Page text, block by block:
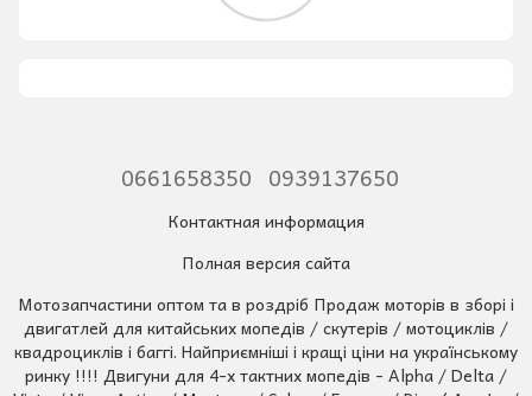
0661658350 0939137650
Контактная информация
Полная версия сайта
Мотозапчастини оптом та в роздріб Продаж моторів в зборі і
двигатлей для китайських мопедів / скутерів / мотоциклів /
квадроциклів і баггі. Найприємніші і кращі ціни на українському
ринку !!!! Двигуни для 4-х тактних мопедів - Alpha / Delta /